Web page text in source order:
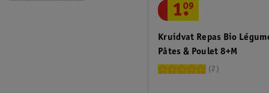
Kruidvat Repas Bio
Pâtes & Poulet 8+M
1.
09
2